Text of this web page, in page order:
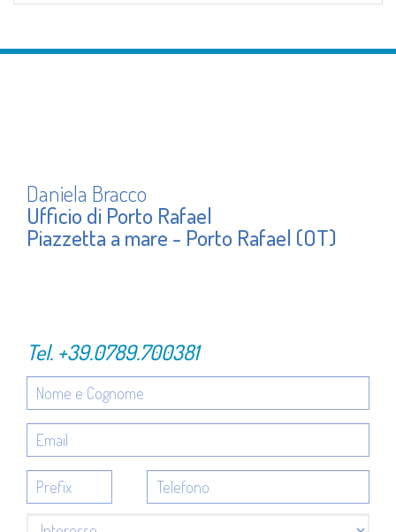
Daniela Bracco
Ufficio di Porto Rafael
Piazzetta a mare - Porto Rafael (OT)
Tel. +39.0789.700381